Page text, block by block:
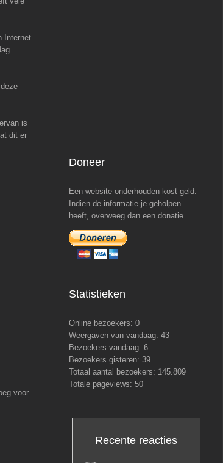
Internet
is
dit er
voor
Doneer
Een website onderhouden kost geld.
Indien de informatie je geholpen
heeft, overweeg dan een donatie.
Statistieken
Online bezoekers:0
Weergaven van vandaag:43
Bezoekers vandaag:6
Bezoekers gisteren:39
Totaal aantal bezoekers: 145.809
Totale pageviews:50
Recente reacties